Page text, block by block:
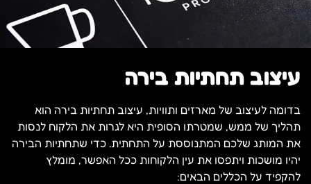
עיצוב תחתיות בירה
בדומה לעיצוב של מארזים ותוויות, עיצוב תחתיות בירה הוא
תהליך של ממש, שמטרתו הסופית היא לגרות את הלקוח לנסות
את המותג שלכם המתנוססת על התחתית. כדי שתחתיות הבירה
יהיו מושכות ויתפסו את עין הלקוחות ככל האפשר, מומלץ
להקפיד על הכללים הבאים: